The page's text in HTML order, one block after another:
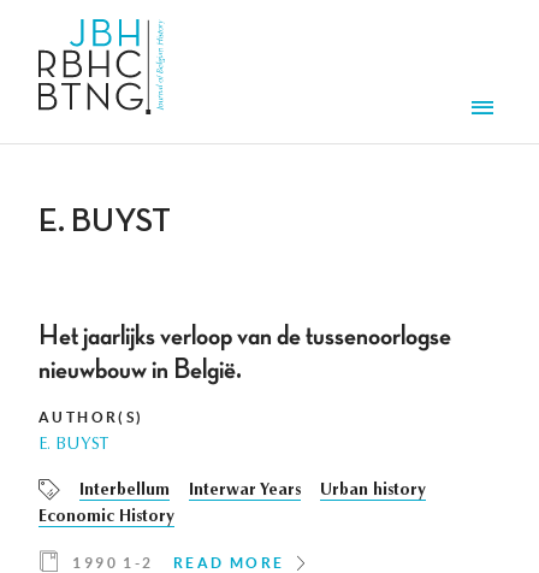
E. BUYST
Het jaarlijks verloop van de tussenoorlogse
nieuwbouw in België.
AUTHOR(S)
E. BUYST
Interbellum Interwar Years
Urban history
Economic History
1990 1-2 READ MORE